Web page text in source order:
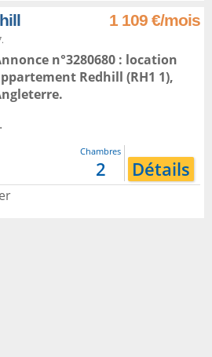
1 109 €/mois
n°3280680 : location
Redhill (RH1 1),
.
Chambres
2 Détails